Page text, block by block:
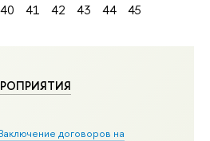
договоров на
40 41 42 43 44
45